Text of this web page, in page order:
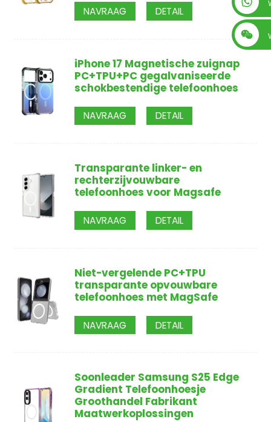
NAVRAAG DETAIL
iPhone 17 Magnetische zuignap
PC+TPU+PC gegalvaniseerde
schokbestendige telefoonhoes
NAVRAAG DETAIL
Transparante linker- en
rechterzijvouwbare
telefoonhoes voor Magsafe
NAVRAAG DETAIL
Niet-vergelende PC+TPU
transparante opvouwbare
telefoonhoes met MagSafe
NAVRAAG DETAIL
Soonleader Samsung S25 Edge
Gradient Telefoonhoesje
Groothandel Fabrikant
Maatwerkoplossingen